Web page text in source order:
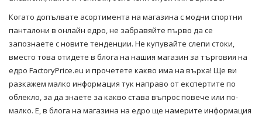
Когато допълвате асортимента на магазина с модни спортни
панталони в онлайн едро, не забравяйте първо да се
запознаете с новите тенденции. Не купувайте слепи стоки,
вместо това отидете в блога на нашия магазин за търговия на
едро FactoryPrice.eu и прочетете какво има на върха! Ще ви
разкажем малко информация тук направо от експертите по
облекло, за да знаете за какво става въпрос повече или по-
малко. Е, в блога на магазина на едро ще намерите информация